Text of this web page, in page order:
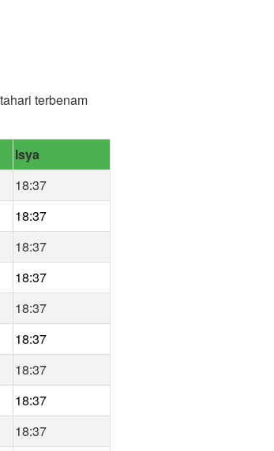
terbenam
Isya
18:37
18:37
18:37
18:37
18:37
18:37
18:37
18:37
18:37